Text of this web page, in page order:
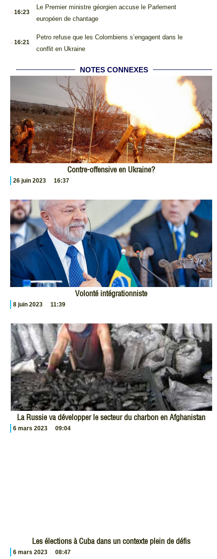
.16:23
Le Premier ministre géorgien accuse le Parlement
européen de chantage
.16:21
Petro refuse que les Colombiens s’engagent dans le
conflit en Ukraine
NOTES CONNEXES
Contre-offensive en Ukraine?
26 juin 2023 16:37
Volonté intégrationniste
8 juin 2023 11:39
La Russie va développer le secteur du charbon en Afghanistan
6 mars 2023 09:04
Les élections à Cuba dans un contexte plein de défis
6 mars 2023 08:47